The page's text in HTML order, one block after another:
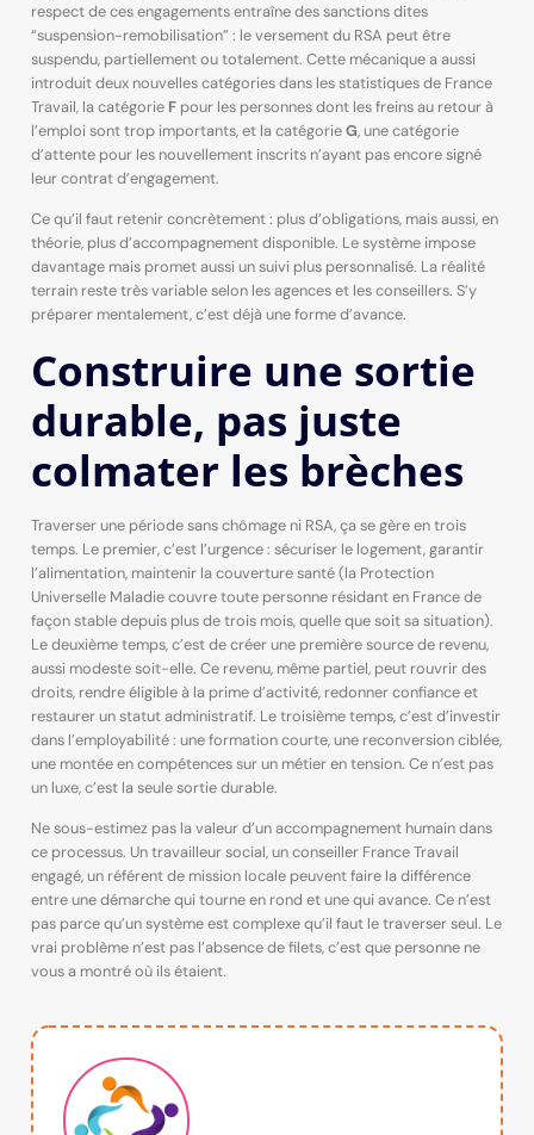
respect de ces engagements entraîne des sanctions dites
“suspension-remobilisation” : le versement du RSA peut être
suspendu, partiellement ou totalement. Cette mécanique a aussi
introduit deux nouvelles catégories dans les statistiques de France
Travail, la catégorie Fpour les personnes dont les freins au retour à
l’emploi sont trop importants, et la catégorieG, une catégorie
d’attente pour les nouvellement inscrits n’ayant pas encore signé
leur contrat d’engagement.
Ce qu’il faut retenir concrètement : plus d’obligations, mais aussi, en
théorie, plus d’accompagnement disponible. Le système impose
davantage mais promet aussi un suivi plus personnalisé. La réalité
terrain reste très variable selon les agences et les conseillers. S’y
préparer mentalement, c’est déjà une forme d’avance.
Construire une sortie
durable, pas juste
colmater les brèches
Traverser une période sans chômage ni RSA, ça se gère en trois
temps. Le premier, c’est l’urgence : sécuriser le logement, garantir
l’alimentation, maintenir la couverture santé (la Protection
Universelle Maladie couvre toute personne résidant en France de
façon stable depuis plus de trois mois, quelle que soit sa situation).
Le deuxième temps, c’est de créer une première source de revenu,
aussi modeste soit-elle. Ce revenu, même partiel, peut rouvrir des
droits, rendre éligible à la prime d’activité, redonner confiance et
restaurer un statut administratif. Le troisième temps, c’est d’investir
dans l’employabilité : une formation courte, une reconversion ciblée,
une montée en compétences sur un métier en tension. Ce n’est pas
un luxe, c’est la seule sortie durable.
Ne sous-estimez pas la valeur d’un accompagnement humain dans
ce processus. Un travailleur social, un conseiller France Travail
engagé, un référent de mission locale peuvent faire la différence
entre une démarche qui tourne en rond et une qui avance. Ce n’est
pas parce qu’un système est complexe qu’il faut le traverser seul. Le
vrai problème n’est pas l’absence de filets, c’est que personne ne
vous a montré où ils étaient.